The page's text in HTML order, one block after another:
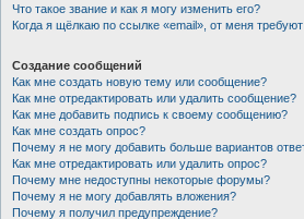
Что такое звание и как я могу изменить его?
Когда я щёлкаю по ссылке «email», от меня
Создание сообщений
Как мне создать новую тему или сообщение?
Как мне отредактировать или удалить сообщение?
Как мне добавить подпись к своему сообщению?
Как мне создать опрос?
Почему я не могу добавить больше вариантов
Как мне отредактировать или удалить опрос?
Почему мне недоступны некоторые форумы?
Почему я не могу добавлять вложения?
Почему я получил предупреждение?